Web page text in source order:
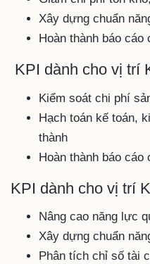
Xây dựng chuẩn
Hoàn thành báo cáo
KPI dành cho vị trí
Kiểm soát chi phí
Hạch toán kế toán,
thành
Hoàn thành báo cáo
KPI dành cho vị trí
Nâng cao năng lực
Xây dựng chuẩn
Phân tích chỉ số tài